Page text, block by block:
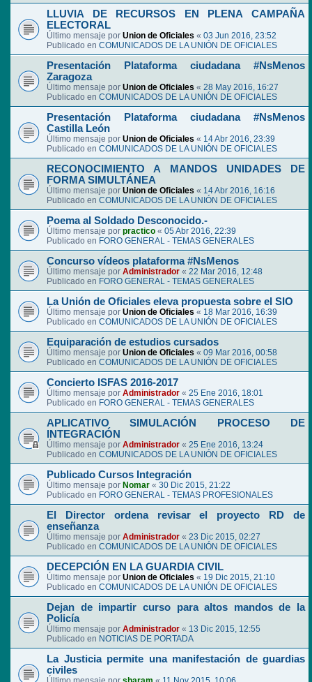
LLUVIA DE RECURSOS EN PLENA CAMPAÑA
ELECTORAL
Último mensaje por Union de Oficiales « 03 Jun 2016, 23:52
Publicado en COMUNICADOS DE LA UNIÓN DE OFICIALES
Presentación Plataforma ciudadana #NsMenos
Zaragoza
Último mensaje por Union de Oficiales « 28 May 2016, 16:27
Publicado en COMUNICADOS DE LA UNIÓN DE OFICIALES
Presentación Plataforma ciudadana #NsMenos
Castilla León
Último mensaje por Union de Oficiales « 14 Abr 2016, 23:39
Publicado en COMUNICADOS DE LA UNIÓN DE OFICIALES
RECONOCIMIENTO A MANDOS UNIDADES DE
FORMA SIMULTÁNEA
Último mensaje por Union de Oficiales « 14 Abr 2016, 16:16
Publicado en COMUNICADOS DE LA UNIÓN DE OFICIALES
Poema al Soldado Desconocido.-
Último mensaje por practico « 05 Abr 2016, 22:39
Publicado en FORO GENERAL - TEMAS GENERALES
Concurso vídeos plataforma #NsMenos
Último mensaje por Administrador « 22 Mar 2016, 12:48
Publicado en FORO GENERAL - TEMAS GENERALES
La Unión de Oficiales eleva propuesta sobre el SIO
Último mensaje por Union de Oficiales « 18 Mar 2016, 16:39
Publicado en COMUNICADOS DE LA UNIÓN DE OFICIALES
Equiparación de estudios cursados
Último mensaje por Union de Oficiales « 09 Mar 2016, 00:58
Publicado en COMUNICADOS DE LA UNIÓN DE OFICIALES
Concierto ISFAS 2016-2017
Último mensaje por Administrador « 25 Ene 2016, 18:01
Publicado en FORO GENERAL - TEMAS GENERALES
APLICATIVO SIMULACIÓN PROCESO DE
INTEGRACIÓN
Último mensaje por Administrador « 25 Ene 2016, 13:24
Publicado en COMUNICADOS DE LA UNIÓN DE OFICIALES
Publicado Cursos Integración
Último mensaje por Nomar « 30 Dic 2015, 21:22
Publicado en FORO GENERAL - TEMAS PROFESIONALES
El Director ordena revisar el proyecto RD de
enseñanza
Último mensaje por Administrador « 23 Dic 2015, 02:27
Publicado en COMUNICADOS DE LA UNIÓN DE OFICIALES
DECEPCIÓN EN LA GUARDIA CIVIL
Último mensaje por Union de Oficiales « 19 Dic 2015, 21:10
Publicado en COMUNICADOS DE LA UNIÓN DE OFICIALES
Dejan de impartir curso para altos mandos de la
Policía
Último mensaje por Administrador « 13 Dic 2015, 12:55
Publicado en NOTICIAS DE PORTADA
La Justicia permite una manifestación de guardias
civiles